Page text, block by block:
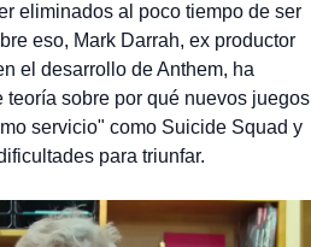
eliminados al poco tiempo de ser
eso, Mark Darrah, ex productor
el desarrollo de Anthem, ha
teoría sobre por qué nuevos juegos
servicio" como Suicide Squad y
para triunfar.